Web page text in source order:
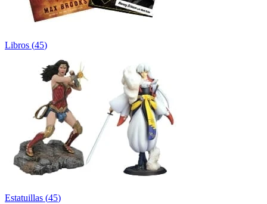
Libros (45)
Estatuillas (45)